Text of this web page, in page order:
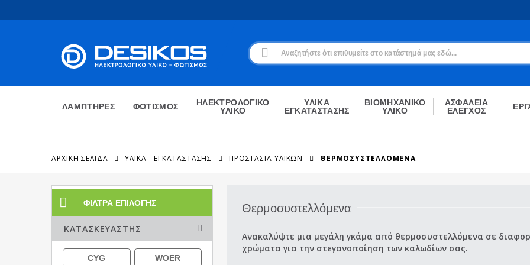
Εγγραφή
Δεν είσαι μέλος;
ΕΓΓΡΑΦΉ
ΛΑΜΠΤΗΡΕΣ ΦΩΤΙΣΜΟΣ
ΗΛΕΚΤΡΟΛΟΓΙΚΟ
ΥΛΙΚΟ
ΥΛΙΚΑ
ΕΓΚΑΤΑΣΤΑΣΗΣ
ΒΙΟΜΗΧΑΝΙΚΟ
ΥΛΙΚΟ
ΑΣΦΑΛΕΙΑ
ΕΛΕΓΧΟΣ
ΑΡΧΙΚΉ ΣΕΛΊΔΑ ΥΛΙΚΑ - ΕΓΚΑΤΑΣΤΑΣΗΣ ΠΡΟΣΤΑΣΊΑ ΥΛΙΚΏΝ ΘΕΡΜΟΣΥΣΤΕΛΛΌΜΕΝΑ
ΦΊΛΤΡΑ ΕΠΙΛΟΓΉΣ
ΚΑΤΑΣΚΕΥΑΣΤΉΣ
CYG WOER
Θερμοσυστελλόμενα
Ανακαλύψτε μια μεγάλη γκάμα από θερμοσυστελλόμενα σε
χρώματα για την στεγανοποίηση των καλωδίων σας.